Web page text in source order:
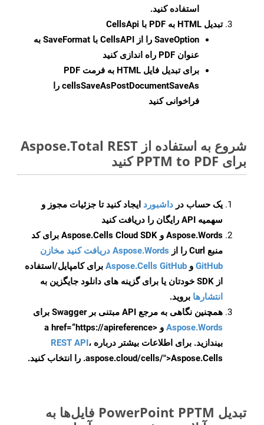
استفاده کنید.
تبدیل HTML به PDF با CellsApi
SaveOption
را از CellsAPI با SaveFormat به
عنوان PDF راه اندازی کنید
برای تبدیل فایل HTML به فرمت
PDF
cellsSaveAsPostDocumentSaveAs را
فراخوانی کنید
شروع به استفاده از Aspose.Total REST
برای PPTM to PDF کنید
یک حساب در داشبورد ایجاد کنید تا جزئیات مجوز و
سهمیه API رایگان را دریافت کنید
Aspose.Words و Aspose.Cells Cloud SDK برای کد
منبع Curl را از
Aspose.Words دریافت کنید مخازن
GitHub و Aspose.Cells GitHub برای کامپایل/استفاده
از SDK خودتان یا برای گزینه های دانلود جایگزین به
انتشارها بروید.
همچنین نگاهی به مرجع API مبتنی بر Swagger برای
Aspose.Words
و <a href=“https://apireference
بیندازید. برای اطلاعات بیشتر درباره REST API،
.aspose.cloud/cells/">Aspose.Cells را انتخاب کنید.
تبدیل PowerPoint PPTM فایل‌ها به